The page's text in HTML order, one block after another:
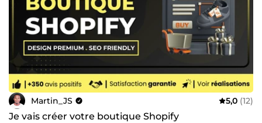
Martin_JS 5,0 (12)
Je vais créer votre boutique Shopify